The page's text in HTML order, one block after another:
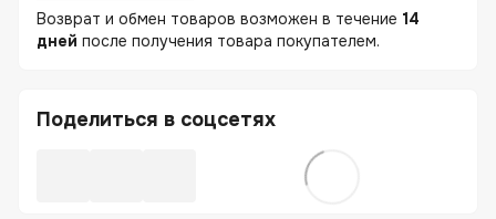
Возврат и обмен товаров возможен в течение 14
дней после получения товара покупателем.
Поделиться в соцсетях